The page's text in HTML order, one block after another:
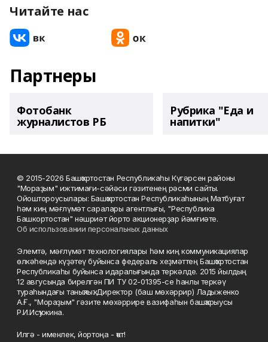
Читайте нас
Партнеры
Фотобанк
журналистов РБ
Рубрика "Еда и
напитки"
© 2015-2026 Башҡортостан Республикаһы Күгәрсен районы
"Мораҙым" ижтимағи-сәйәси гәзитенең рәсми сайты.
Ойоштороусылары: Башҡортостан Республикаһының Матбуғат
һәм киң мәғлүмәт саралары агентлығы, "Республика
Башкортостан" нәшриәт йорто акционерҙар йәмғиәте.
Об использовании персональных данных
Элемтә, мәғлүмәт технологиялары һәм киң коммуникациялар
өлкәһендә күҙәтеү буйынса федераль хеҙмәттең Башҡортостан
Республикаһы буйынса идаралығында теркәлде. 2015 йылдың
12 авгусында бирелгән ПИ ТУ 02-01395-се һанлы теркәү
тураһындағы таныҡлыҡ. Директор (баш мөхәррир) Ладыженко
А.Ғ., "Мораҙым" гәзите мөхәррире вазифаһын башҡарыусы
Р.И.Исҡужина.
Илгә - именлек, йортоңа - ҡот!